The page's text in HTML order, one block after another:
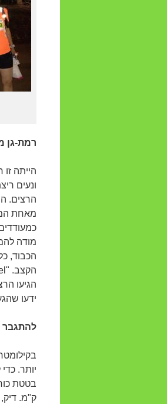
רמת-גן
הייתה
ונעים
הרצים.
מאחת
מודה
הכבוד,
הגיעו
ידעו
להתגבר
יותר.
בטטת
ק"מ.